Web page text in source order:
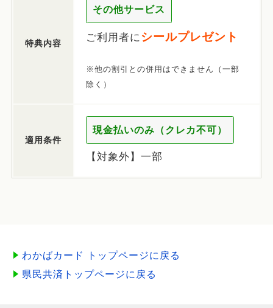
特典内容
その他サービス
ご利用者に シールプレゼント
※他の割引との併用はできません（一部
除く）
適用条件
現金払いのみ（クレカ不可）
【対象外】一部
わかばカード トップページに戻る
県民共済トップページに戻る